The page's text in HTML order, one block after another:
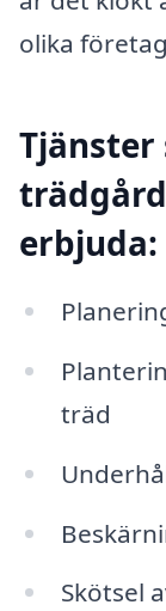
olika
Tjänster
erbjuda:
träd
Skötsel